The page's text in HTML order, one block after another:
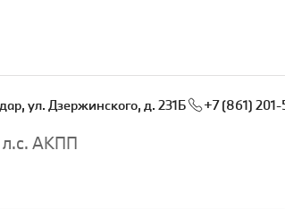
+7 (861)
ул. Дзержинского, д. 231Б
л.с. АКПП